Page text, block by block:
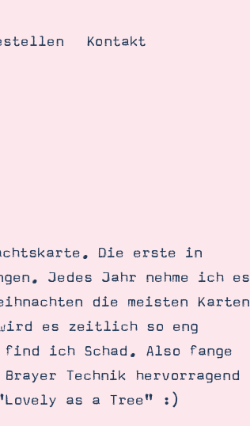
Kontakt
Die erste in
Jedes Jahr nehme ich es
die meisten Karten
wird es zeitlich so eng
find ich Schad. Also fange
Technik hervorragend
"Lovely as a Tree" :)